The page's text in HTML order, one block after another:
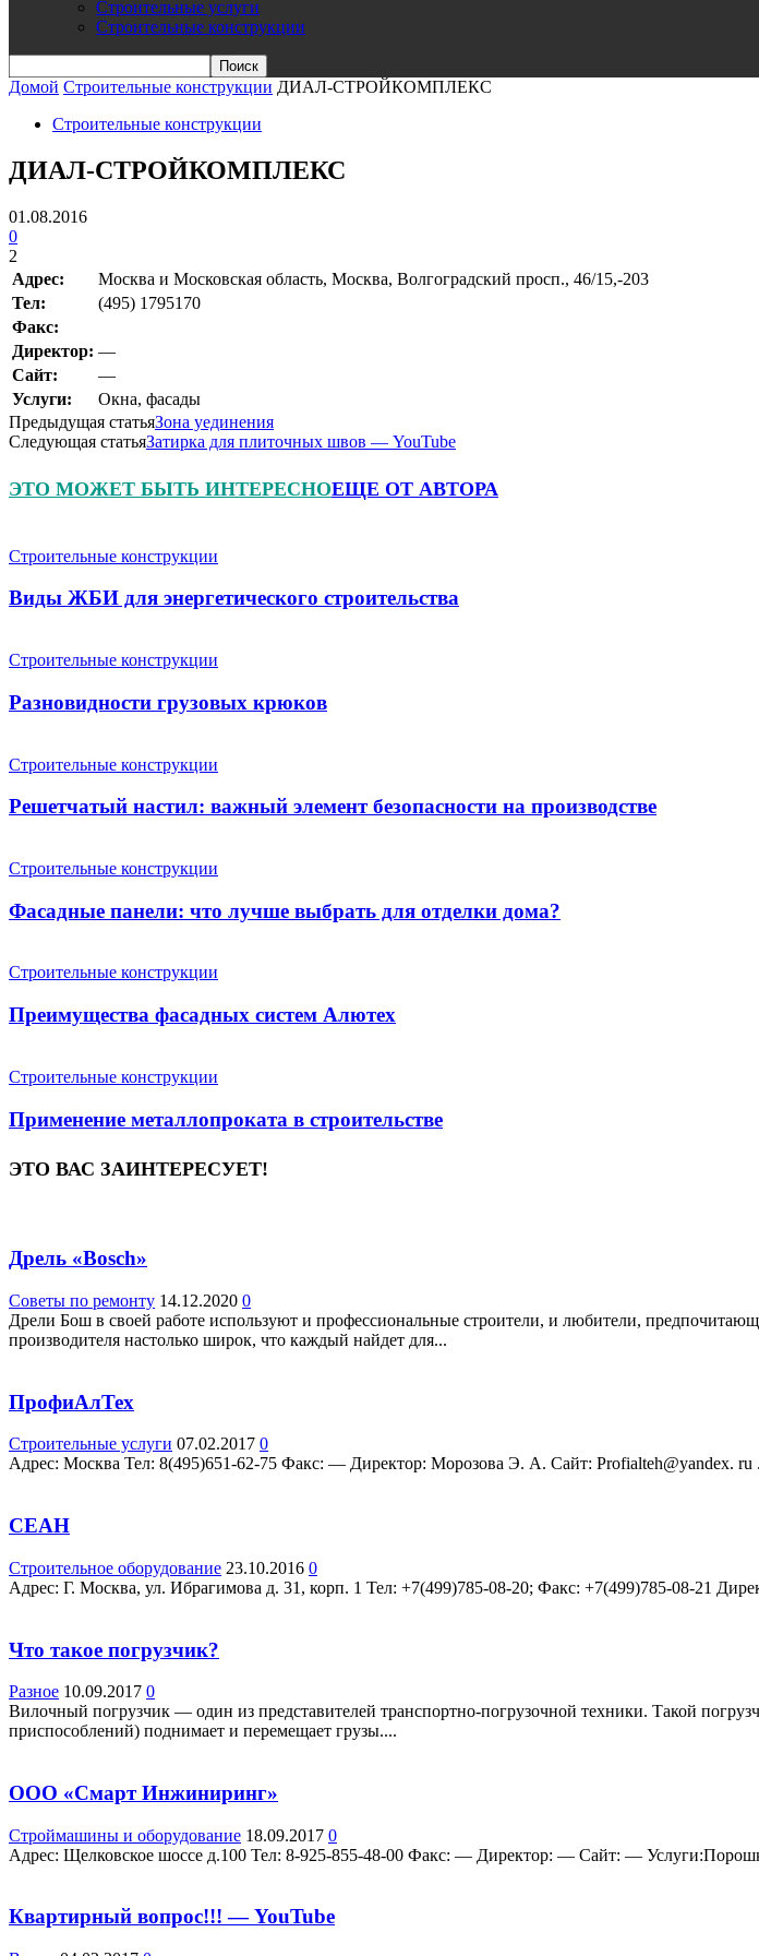
Строительные услуги
Строительные конструкции
Домой Строительные конструкции ДИАЛ-СТРОЙКОМПЛЕКС
Строительные конструкции
ДИАЛ-СТРОЙКОМПЛЕКС
01.08.2016
0
2
Адрес:
Москва и Московская область, Москва, Волгоградский просп., 46/15,-203
Teл:
(495) 1795170
Факс:
Директор: —
Сайт:
—
Услуги:
Окна, фасады
Предыдущая статьяЗона уединения
Следующая статьяЗатирка для плиточных швов — YouTube
ЭТО МОЖЕТ БЫТЬ ИНТЕРЕСНОЕЩЕ ОТ АВТОРА
Строительные конструкции
Виды ЖБИ для энергетического строительства
Строительные конструкции
Разновидности грузовых крюков
Строительные конструкции
Решетчатый настил: важный элемент безопасности на производстве
Строительные конструкции
Фасадные панели: что лучше выбрать для отделки дома?
Строительные конструкции
Преимущества фасадных систем Алютех
Строительные конструкции
Применение металлопроката в строительстве
ЭТО ВАС ЗАИНТЕРЕСУЕТ!
Дрель «Bosch»
Советы по ремонту 14.12.2020 0
Дрели Бош в своей работе используют и профессиональные строители, и любители,
производителя настолько широк, что каждый найдет для...
ПрофиАлТех
Строительные услуги 07.02.2017 0
Адрес: Москва Teл: 8(495)651-62-75 Факс: — Директор: Морозова Э. А. Сайт: Profialteh@yandex. ru
СЕАН
Строительное оборудование 23.10.2016 0
Адрес: Г. Москва, ул. Ибрагимова д. 31, корп. 1 Teл: +7(499)785-08-20; Факс: +7(499)785-08-21
Что такое погрузчик?
Разное 10.09.2017 0
Вилочный погрузчик — один из представителей транспортно-погрузочной техники. Такой
приспособлений) поднимает и перемещает грузы....
ООО «Смарт Инжиниринг»
Строймашины и оборудование 18.09.2017 0
Адрес: Щелковское шоссе д.100 Teл: 8-925-855-48-00 Факс: — Директор: — Сайт: —
Квартирный вопрос!!! — YouTube